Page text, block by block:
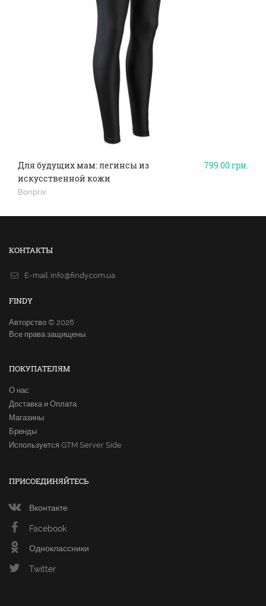
799.00грн.
Для будущих мам: легинсы из
искусственной кожи
Bonprix
КОНТАКТЫ
E-mail. info@findy.com.ua
FINDY
Авторство © 2026
Все права защищены.
ПОКУПАТЕЛЯМ
О нас
Доставка и Оплата
Магазины
Бренды
Используется GTM Server Side
ПРИСОЕДИНЯЙТЕСЬ
Вконтакте
Facebook
Одноклассники
Twitter